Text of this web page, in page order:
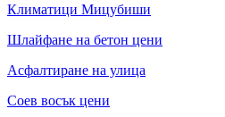
Климатици Мицубиши
Шлайфане на бетон цени
Асфалтиране на улица
Соев восък цени